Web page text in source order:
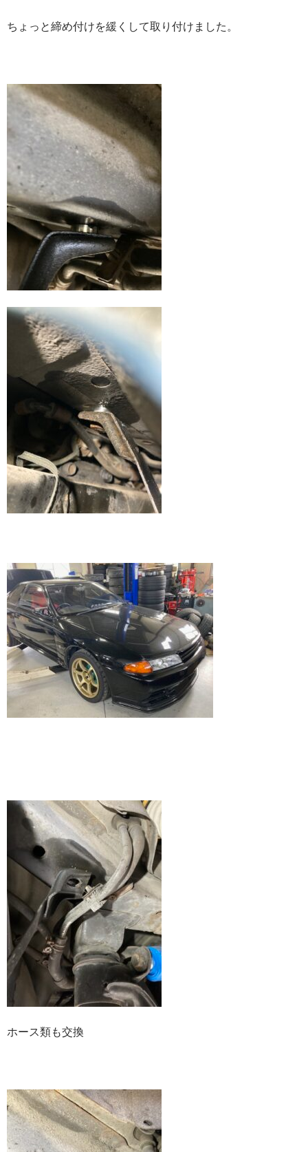
ちょっと締め付けを緩くして取り付けました。
ホース類も交換